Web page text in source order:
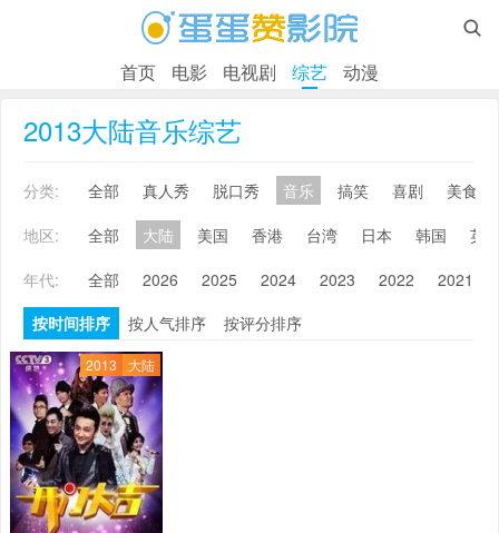

首页 电影 电视剧 综艺 动漫
2013大陆音乐综艺
分类: 全部 真人秀 脱口秀 音乐 搞笑 喜剧
美食
地区:
全部 大陆 美国 香港 台湾 日本 韩国
英
年代:
全部 2026 2025 2024 2023 2022 2021
按时间排序
按人气排序 按评分排序
2013 大陆